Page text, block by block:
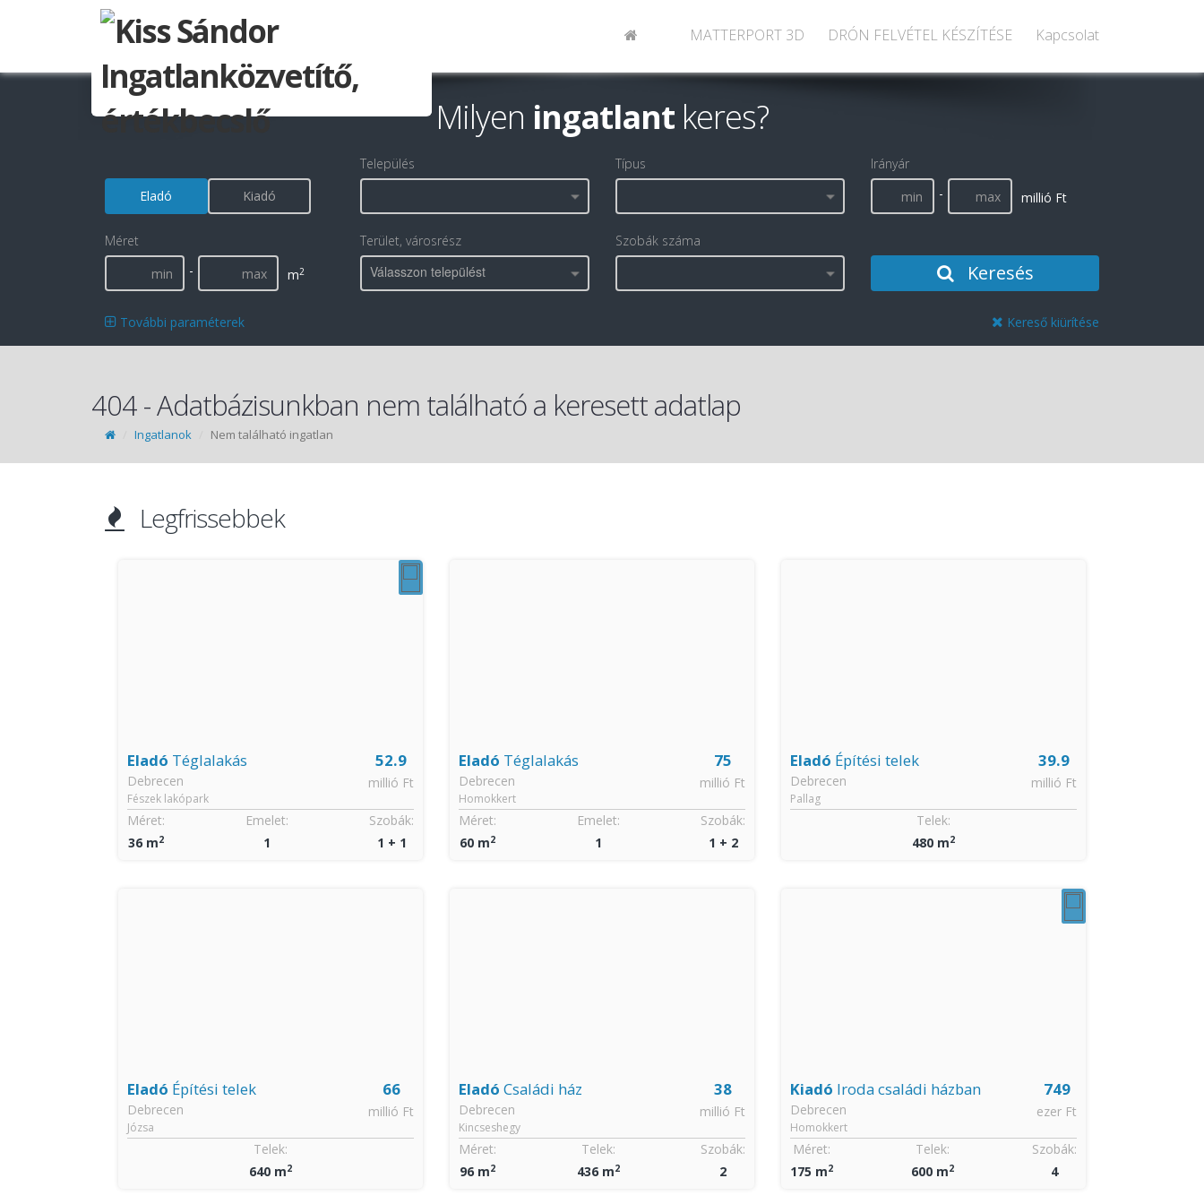
MATTERPORT 3D DRÓN FELVÉTEL KÉSZÍTÉSE Kapcsolat
Milyen ingatlant keres?
Eladó Kiadó
Település Típus
Irányár
-
millió Ft
Méret
-
m2
Terület, városrész
Válasszon települést
Szobák száma
Keresés
További paraméterek Kereső kiürítése
404 - Adatbázisunkban nem található a keresett adatlap
Ingatlanok Nem található ingatlan
Legfrissebbek
52.9
millió Ft
Eladó Téglalakás
Debrecen
Fészek lakópark
Szobák:
1 + 1
Méret:
36 m2
Emelet:
1
66
millió Ft
Eladó Építési telek
Debrecen
Józsa
Telek:
640 m2
75
millió Ft
Eladó Téglalakás
Debrecen
Homokkert
Szobák:
1 + 2
Méret:
60 m2
Emelet:
1
38
millió Ft
Eladó Családi ház
Debrecen
Kincseshegy
Szobák:
2
Méret:
96 m2
Telek:
436 m2
39.9
millió Ft
Eladó Építési telek
Debrecen
Pallag
Telek:
480 m2
749
ezer Ft
Kiadó Iroda családi házban
Debrecen
Homokkert
Szobák:
4
Méret:
175 m2
Telek:
600 m2